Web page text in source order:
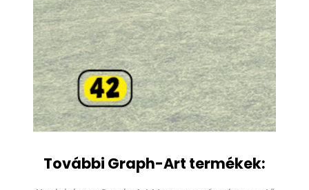
További Graph-Art termékek: